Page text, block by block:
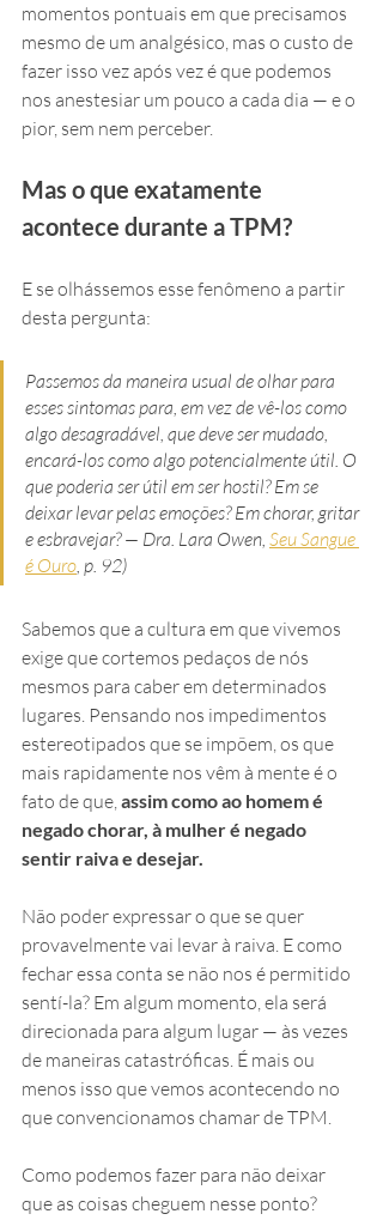
momentos pontuais em que precisamos
mesmo de um analgésico, mas o custo de
fazer isso vez após vez é que podemos
nos anestesiar um pouco a cada dia — e o
pior, sem nem perceber.
Mas o que exatamente
acontece durante a TPM?
E se olhássemos esse fenômeno a partir
desta pergunta:
Passemos da maneira usual de olhar para
esses sintomas para, em vez de vê-los como
algo desagradável, que deve ser mudado,
encará-los como algo potencialmente útil. O
que poderia ser útil em ser hostil? Em se
deixar levar pelas emoções? Em chorar, gritar
e esbravejar? — Dra. Lara Owen, Seu Sangue
é Ouro, p. 92)
Sabemos que a cultura em que vivemos
exige que cortemos pedaços de nós
mesmos para caber em determinados
lugares. Pensando nos impedimentos
estereotipados que se impõem, os que
mais rapidamente nos vêm à mente é o
fato de que, assim como ao homem é
negado chorar, à mulher é negado
sentir raiva e desejar.
Não poder expressar o que se quer
provavelmente vai levar à raiva. E como
fechar essa conta se não nos é permitido
sentí-la? Em algum momento, ela será
direcionada para algum lugar — às vezes
de maneiras catastróficas. É mais ou
menos isso que vemos acontecendo no
que convencionamos chamar de TPM.
Como podemos fazer para não deixar
que as coisas cheguem nesse ponto?